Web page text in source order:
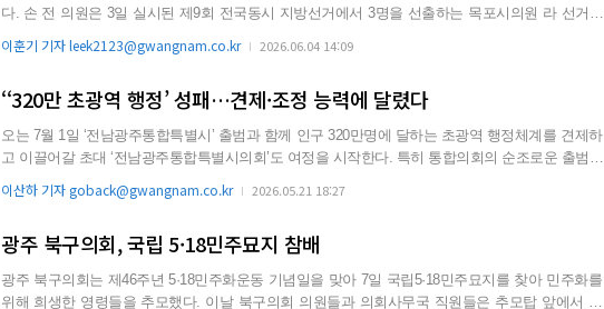
다. 손 전 의원은 3일 실시된 제9회 전국동시 지방선거에서 3명을 선출하는 목포시의원 라 선거구
이훈기 기자 leek2123@gwangnam.co.kr 2026.06.04 14:09
‘‘320만 초광역 행정’ 성패…견제·조정 능력에 달렸다
오는 7월 1일 ‘전남광주통합특별시’ 출범과 함께 인구 320만명에 달하는 초광역 행정체계를 견제하
고 이끌어갈 초대 ‘전남광주통합특별시의회’도 여정을 시작한다. 특히 통합의회의 순조로운 출범은
이산하 기자 goback@gwangnam.co.kr 2026.05.21 18:27
광주 북구의회, 국립 5·18민주묘지 참배
광주 북구의회는 제46주년 5·18민주화운동 기념일을 맞아 7일 국립5·18민주묘지를 찾아 민주화를
위해 희생한 영령들을 추모했다. 이날 북구의회 의원들과 의회사무국 직원들은 추모탑 앞에서 헌